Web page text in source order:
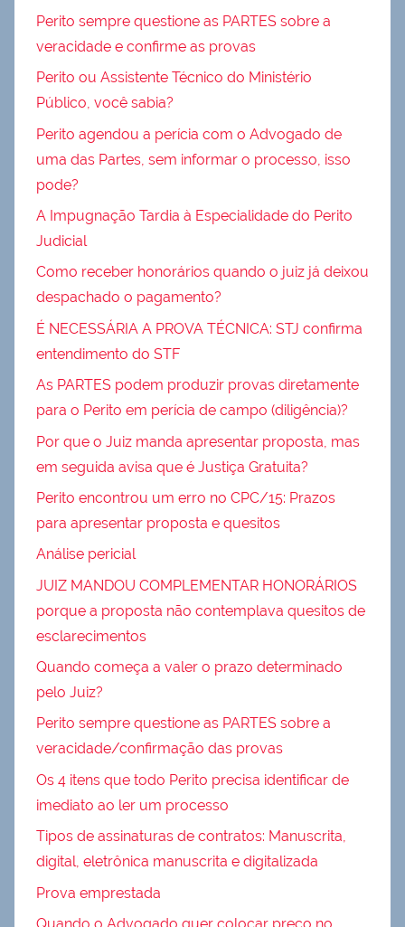
Perito sempre questione as PARTES sobre a
veracidade e confirme as provas
Perito ou Assistente Técnico do Ministério
Público, você sabia?
Perito agendou a perícia com o Advogado de
uma das Partes, sem informar o processo, isso
pode?
A Impugnação Tardia à Especialidade do Perito
Judicial
Como receber honorários quando o juiz já deixou
despachado o pagamento?
É NECESSÁRIA A PROVA TÉCNICA: STJ confirma
entendimento do STF
As PARTES podem produzir provas diretamente
para o Perito em perícia de campo (diligência)?
Por que o Juiz manda apresentar proposta, mas
em seguida avisa que é Justiça Gratuita?
Perito encontrou um erro no CPC/15: Prazos
para apresentar proposta e quesitos
Análise pericial
JUIZ MANDOU COMPLEMENTAR HONORÁRIOS
porque a proposta não contemplava quesitos de
esclarecimentos
Quando começa a valer o prazo determinado
pelo Juiz?
Perito sempre questione as PARTES sobre a
veracidade/confirmação das provas
Os 4 itens que todo Perito precisa identificar de
imediato ao ler um processo
Tipos de assinaturas de contratos: Manuscrita,
digital, eletrônica manuscrita e digitalizada
Prova emprestada